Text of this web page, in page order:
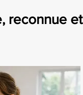
reconnue et